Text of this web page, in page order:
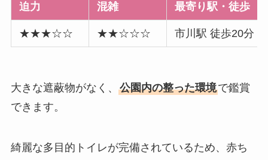
迫力 混雑 最寄り駅・徒歩
★★★☆☆ ★★☆☆☆ 市川駅 徒歩20分
大きな遮蔽物がなく、 公園内の整った環境で鑑賞
できます。
綺麗な多目的トイレが完備されているため、赤ち